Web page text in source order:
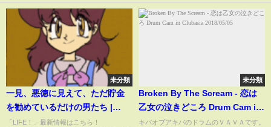
未分類
一見、悪徳に見えて、ただ貯金
を勧めているだけの男たち |
LIFE！| NHK
「LIFE！」最新情報はこちら！
未分類
Broken By The Scream - 恋は
乙女の泣きどころ Drum Cam in
Clubasia 2018/05/05
キバオブアキバのドラムのＶＡＶＡです。